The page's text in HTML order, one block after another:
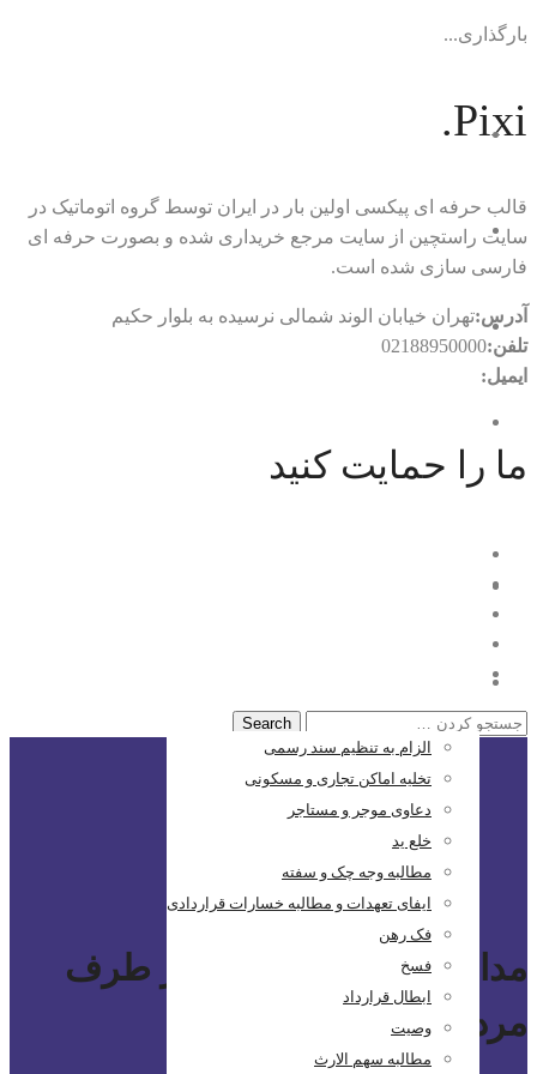
بارگذاری...
الزام به تنظیم سند رسمی
تخلیه اماکن تجاری و مسکونی
دعاوی موجر و مستاجر
خلع ید
مطالبه وجه چک و سفته
ایفای تعهدات و مطالبه خسارات قراردادی
فک رهن
فسخ
ابطال قرارداد
وصیت
مطالبه سهم الارث
Pixi.
قالب حرفه ای پیکسی اولین بار در ایران توسط گروه اتوماتیک در
سایت راستچین از سایت مرجع خریداری شده و بصورت حرفه ای
فارسی سازی شده است.
آدرس:تهران خیابان الوند شمالی نرسیده به بلوار حکیم
تلفن:02188950000
ایمیل:
ما را حمایت کنید
مدارک لازم برای طلاق از طرف
مرد